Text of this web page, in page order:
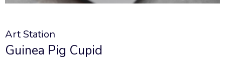
Art Station
Guinea Pig Cupid